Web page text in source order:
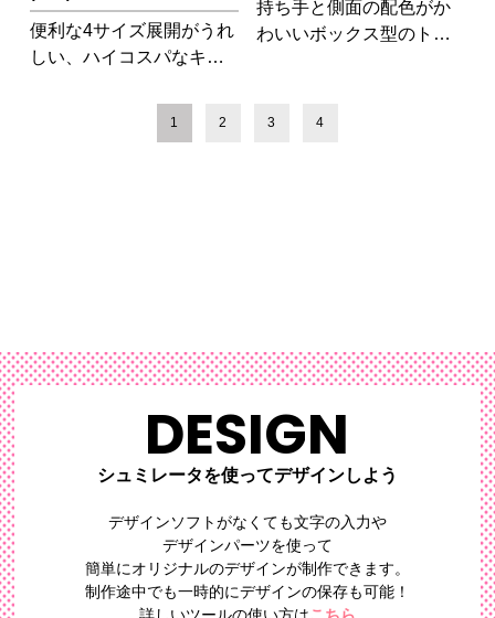
便利な4サイズ展開がうれ
しい、ハイコスパなキャ
持ち手と側面の配色がか
わいいボックス型のトー
サイズです。
1 2 3 4
DESIGN
シュミレータを使ってデザインしよう
デザインソフトがなくても文字の入力や
デザインパーツを使って
簡単にオリジナルのデザインが制作できます。
制作途中でも一時的にデザインの保存も可能！